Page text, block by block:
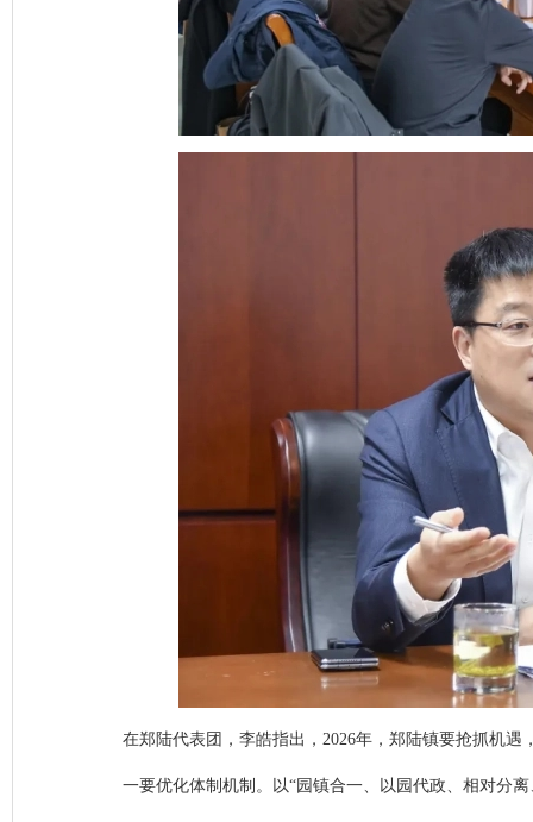
在郑陆代表团，李皓指出，2026年，郑陆镇要抢抓机
一要优化体制机制。以“园镇合一、以园代政、相对分